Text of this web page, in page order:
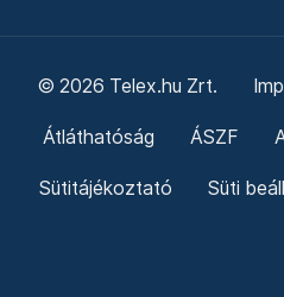
© 2026 Telex.hu Zrt.
Átláthatóság ÁSZF
Sütitájékoztató Süti